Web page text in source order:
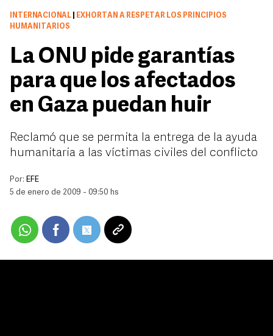
INTERNACIONAL
EXHORTAN A RESPETAR LOS PRINCIPIOS
HUMANITARIOS
La ONU pide garantías
para que los afectados
en Gaza puedan huir
Reclamó que se permita la entrega de la ayuda
humanitaria a las víctimas civiles del conflicto
Por: EFE
5 de enero de 2009 - 09:50 hs